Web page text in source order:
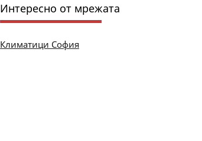
Интересно от мрежата
Климатици София